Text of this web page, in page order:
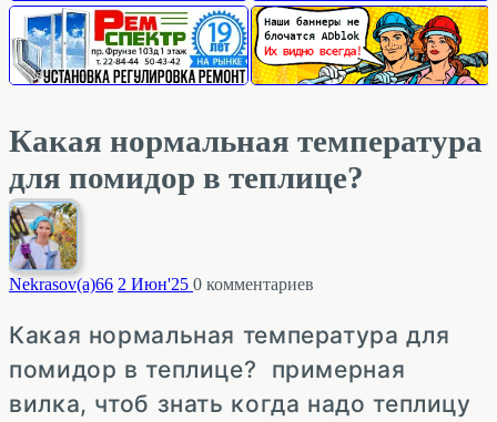
Какая нормальная температура
для помидор в теплице?
Nekrasov(a)66 2 Июн'25 0 комментариев
Какая нормальная температура для
помидор в теплице? примерная
вилка, чтоб знать когда надо теплицу